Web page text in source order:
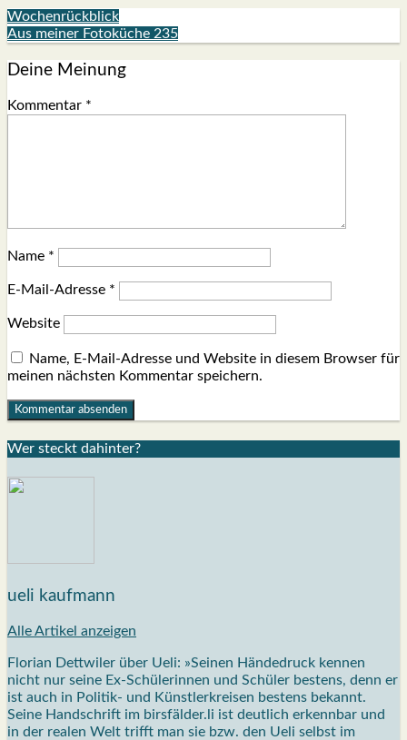
Wochenrückblick
Aus meiner Fotoküche 235
Deine Meinung
Kommentar *
Name *
E-Mail-Adresse *
Website
Name, E-Mail-Adresse und Website in diesem Browser für
meinen nächsten Kommentar speichern.
Wer steckt dahin­ter?
ueli kaufmann
Alle Artikel anzeigen
Florian Dettwiler über Ueli: »Seinen Händedruck kennen
nicht nur seine Ex-Schülerinnen und Schüler bestens, denn er
ist auch in Politik- und Künstlerkreisen bestens bekannt.
Seine Handschrift im birsfälder.li ist deutlich erkennbar und
in der realen Welt trifft man sie bzw. den Ueli selbst im